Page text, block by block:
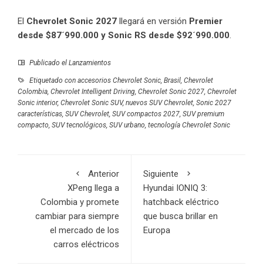
El Chevrolet Sonic 2027 llegará en versión Premier
desde $87´990.000 y Sonic RS desde $92´990.000.
Publicado el Lanzamientos
Etiquetado con accesorios Chevrolet Sonic, Brasil, Chevrolet
Colombia, Chevrolet Intelligent Driving, Chevrolet Sonic 2027, Chevrolet
Sonic interior, Chevrolet Sonic SUV, nuevos SUV Chevrolet, Sonic 2027
características, SUV Chevrolet, SUV compactos 2027, SUV premium
compacto, SUV tecnológicos, SUV urbano, tecnología Chevrolet Sonic
Anterior
XPeng llega a
Colombia y promete
cambiar para siempre
el mercado de los
carros eléctricos
Siguiente
Hyundai IONIQ 3:
hatchback eléctrico
que busca brillar en
Europa